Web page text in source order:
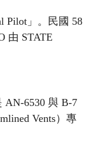
Pilot」。民國 58
由 STATE
AN-6530 與 B-7
Vents）專